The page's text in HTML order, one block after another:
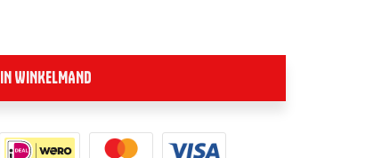
IN WINKELMAND